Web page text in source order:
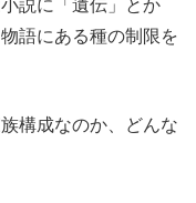
説に「遺伝」とか
語にある種の制限を
構成なのか、どんな